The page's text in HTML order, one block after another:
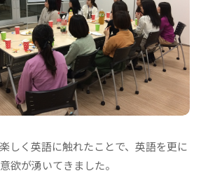
しく英語に触れたことで、英語を更に
欲が湧いてきました。